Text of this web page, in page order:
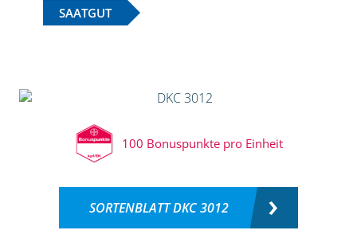
SAATGUT
100 Bonuspunkte pro Einheit
SORTENBLATT DKC 3012